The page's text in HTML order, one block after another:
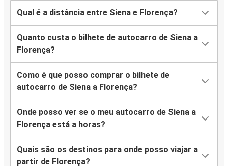
Qual é a distância entre Siena e Florença?
Quanto custa o bilhete de autocarro de Siena a
Florença?
Como é que posso comprar o bilhete de
autocarro de Siena a Florença?
Onde posso ver se o meu autocarro de Siena a
Florença está a horas?
Quais são os destinos para onde posso viajar a
partir de Florença?